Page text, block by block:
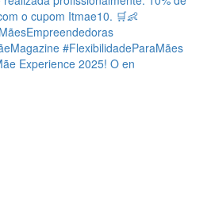
Experience 2025! O en